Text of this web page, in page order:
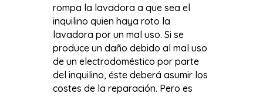
rompa la lavadora a que sea el
inquilino quien haya roto la
lavadora por un mal uso. Si se
produce un daño debido al mal uso
de un electrodoméstico por parte
del inquilino, éste deberá asumir los
costes de la reparación. Pero es